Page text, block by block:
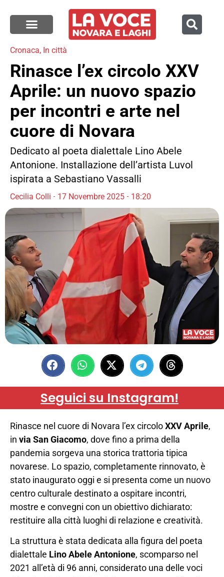
Cronaca, In città
Rinasce l’ex circolo XXV
Aprile: un nuovo spazio
per incontri e arte nel
cuore di Novara
Dedicato al poeta dialettale Lino Abele
Antonione. Installazione dell’artista Luvol
ispirata a Sebastiano Vassalli
Cecilia Colli 17 Novembre 2025 18:20
Seguici su Instagram!
Rinasce nel cuore di Novara l’ex circoloXXV Aprile,
in via San Giacomo, dove fino a prima della
pandemia sorgeva una storica trattoria tipica
novarese. Lo spazio, completamente rinnovato, è
stato inaugurato oggi e si presenta come un nuovo
centro culturale destinato a ospitare incontri,
mostre e convegni con un obiettivo dichiarato:
restituire alla città luoghi di relazione e creatività.
La struttura è stata dedicata alla figura del poeta
dialettale Lino Abele Antonione, scomparso nel
2021 all’età di 96 anni, considerato una delle voci